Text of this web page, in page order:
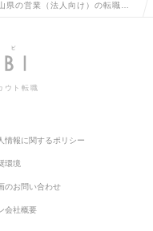
県の営業（法人向け）の転職・
ウト転職
情報に関するポリシー
環境
のお問い合わせ
会社概要